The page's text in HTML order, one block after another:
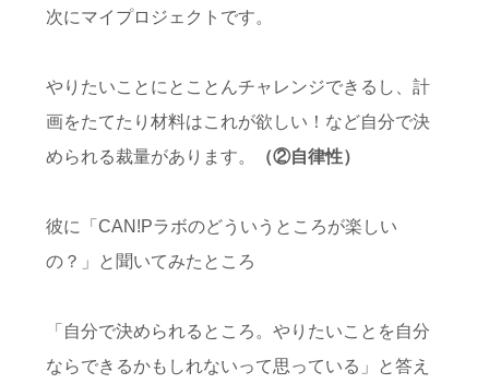
次にマイプロジェクトです。
やりたいことにとことんチャレンジできるし、計
画をたてたり材料はこれが欲しい！など自分で決
められる裁量があります。
（②自律性）
彼に「CAN!Pラボのどういうところが楽しい
の？」と聞いてみたところ
「自分で決められるところ。やりたいことを自分
ならできるかもしれないって思っている」と答え